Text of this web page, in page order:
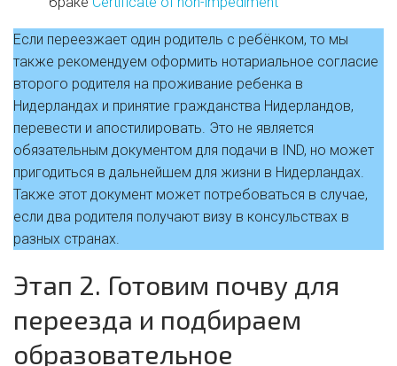
Если переезжает один родитель с ребёнком, то мы
также рекомендуем оформить нотариальное согласие
второго родителя на проживание ребенка в
Нидерландах и принятие гражданства Нидерландов,
перевести и апостилировать. Это не является
обязательным документом для подачи в IND, но может
пригодиться в дальнейшем для жизни в Нидерландах.
Также этот документ может потребоваться в случае,
если два родителя получают визу в консульствах в
разных странах.
Этап 2. Готовим почву для
переезда и подбираем
образовательное